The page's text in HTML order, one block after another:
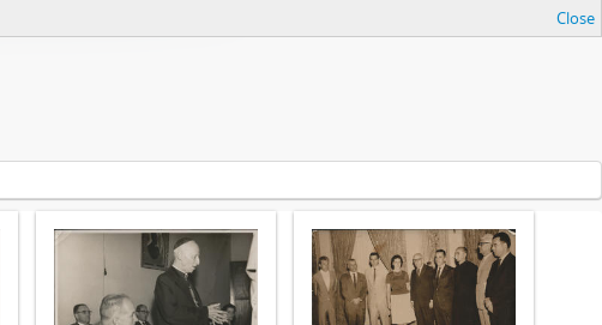
Close